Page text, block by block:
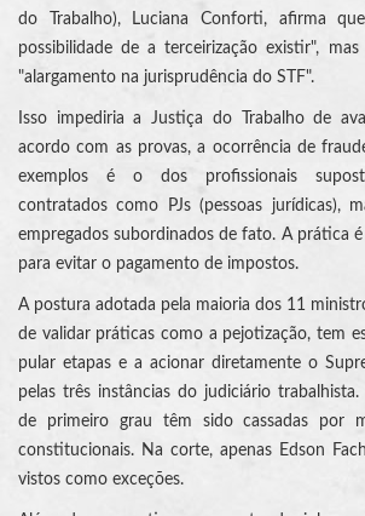
do Trabalho), Luciana Conforti, afirma
possibilidade de a terceirização existir",
"alargamento na jurisprudência do STF".
Isso impediria a Justiça do Trabalho de
acordo com as provas, a ocorrência de
exemplos é o dos profissionais
contratados como PJs (pessoas jurídicas),
empregados subordinados de fato. A prática
para evitar o pagamento de impostos.
A postura adotada pela maioria dos 11
de validar práticas como a pejotização, tem
pular etapas e a acionar diretamente o
pelas três instâncias do judiciário
de primeiro grau têm sido cassadas por
constitucionais. Na corte, apenas Edson
vistos como exceções.